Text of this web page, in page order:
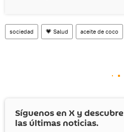
sociedad 💗 Salud aceite de coco
Síguenos en X y descubre
las últimas noticias.